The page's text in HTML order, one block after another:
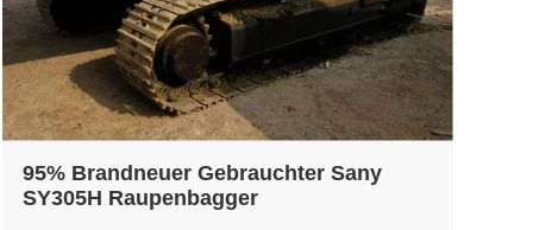
95% Brandneuer Gebrauchter Sany
SY305H Raupenbagger